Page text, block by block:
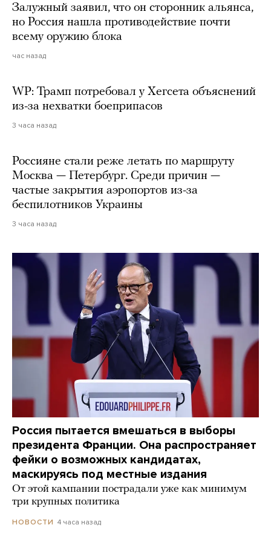
Залужный заявил, что он сторонник альянса,
но Россия нашла противодействие почти
всему оружию блока
час назад
WP: Трамп потребовал у Хегсета объяснений
из-за нехватки боеприпасов
3 часа назад
Россияне стали реже летать по маршруту
Москва — Петербург. Среди причин —
частые закрытия аэропортов из-за
беспилотников Украины
3 часа назад
Россия пытается вмешаться в выборы
президента Франции. Она распространяет
фейки о возможных кандидатах,
маскируясь под местные издания
От этой кампании пострадали уже как минимум
три крупных политика
НОВОСТИ 4 часа назад